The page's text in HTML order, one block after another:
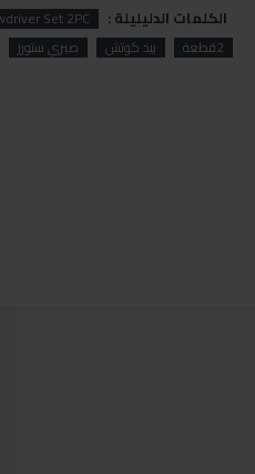
الكلمات الدليليلة : Set 2PC
2قطعة
بيد كوتش صبري ستورز